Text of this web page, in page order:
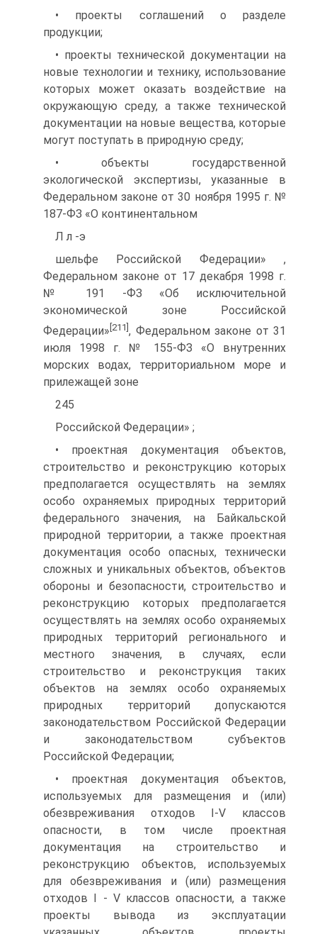
• проекты соглашений о разделе
продукции;
• проекты технической документации на
новые технологии и технику, использование
которых может оказать воздействие на
окружающую среду, а также технической
документации на новые вещества, которые
могут поступать в природную среду;
• объекты государственной
экологической экспертизы, указанные в
Федеральном законе от 30 ноября 1995 г. №
187-ФЗ «О континентальном
Л л -э
шельфе Российской Федерации» ,
Федеральном законе от 17 декабря 1998 г.
№ 191 -ФЗ «Об исключительной
экономической зоне Российской
Федерации» [211] , Федеральном законе от 31
июля 1998 г. № 155-ФЗ «О внутренних
морских водах, территориальном море и
прилежащей зоне
245
Российской Федерации» ;
• проектная документация объектов,
строительство и реконструкцию которых
предполагается осуществлять на землях
особо охраняемых природных территорий
федерального значения, на Байкальской
природной территории, а также проектная
документация особо опасных, технически
сложных и уникальных объектов, объектов
обороны и безопасности, строительство и
реконструкцию которых предполагается
осуществлять на землях особо охраняемых
природных территорий регионального и
местного значения, в случаях, если
строительство и реконструкция таких
объектов на землях особо охраняемых
природных территорий допускаются
законодательством Российской Федерации
и законодательством субъектов
Российской Федерации;
• проектная документация объектов,
используемых для размещения и (или)
обезвреживания отходов I-V классов
опасности, в том числе проектная
документация на строительство и
реконструкцию объектов, используемых
для обезвреживания и (или) размещения
отходов I - V классов опасности, а также
проекты вывода из эксплуатации